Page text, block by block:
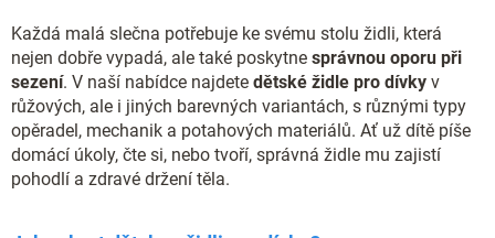
r
v
k
y
v
ý
p
Každá malá slečna potřebuje ke svému stolu židli, která
nejen dobře vypadá, ale také poskytne správnou oporu při
sezení. V naší nabídce najdete dětské židle pro dívky v
růžových, ale i jiných barevných variantách, s různými typy
opěradel, mechanik a potahových materiálů. Ať už dítě píše
domácí úkoly, čte si, nebo tvoří, správná židle mu zajistí
pohodlí a zdravé držení těla.